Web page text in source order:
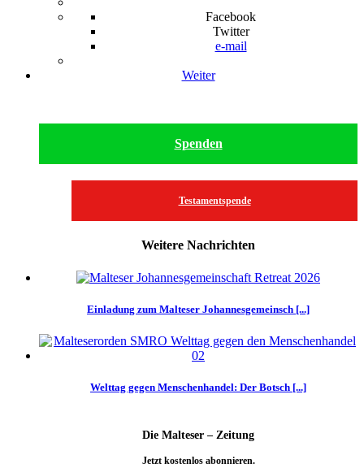
Facebook
Twitter
e-mail
Weiter
Spenden
Testamentspende
Weitere Nachrichten
Einladung zum Malteser Johannesgemeinsch [...]
Welttag gegen Menschenhandel: Der Botsch [...]
Die Malteser – Zeitung
Jetzt kostenlos abonnieren.